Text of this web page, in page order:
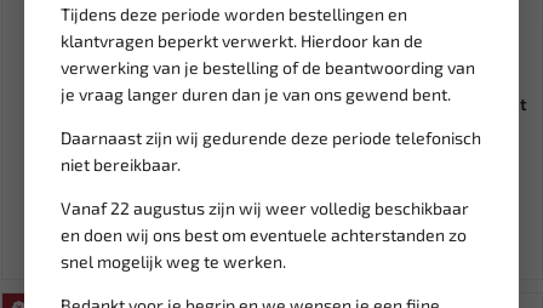
Tijdens deze periode worden bestellingen en
klantvragen beperkt verwerkt. Hierdoor kan de
verwerking van je bestelling of de beantwoording van
je vraag langer duren dan je van ons gewend bent.
Daarnaast zijn wij gedurende deze periode telefonisch
niet bereikbaar.
Vanaf 22 augustus zijn wij weer volledig beschikbaar
en doen wij ons best om eventuele achterstanden zo
snel mogelijk weg te werken.
Leverbaar
FORCE Gloeibougie diagnose
apparaat 12V 885G01
Ex. btw: € 43,10
Leverbaar
BGS VDE schroevendraaier set
8-delig BGS-35838
Ex. btw: € 18,63